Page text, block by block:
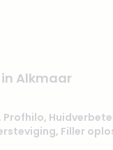
Alkmaar
, Profhilo,
, Filler